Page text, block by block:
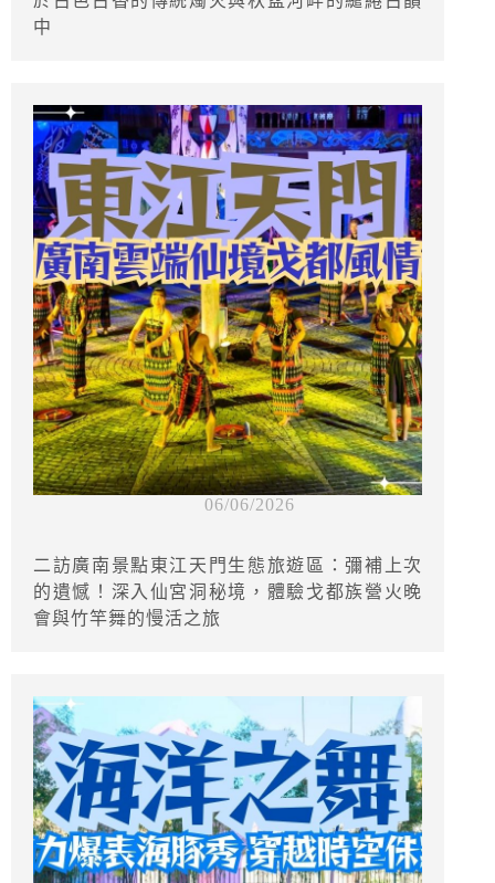
中
06/06/2026
二訪廣南景點東江天門生態旅遊區：彌補上次
的遺憾！深入仙宮洞秘境，體驗戈都族營火晚
會與竹竿舞的慢活之旅